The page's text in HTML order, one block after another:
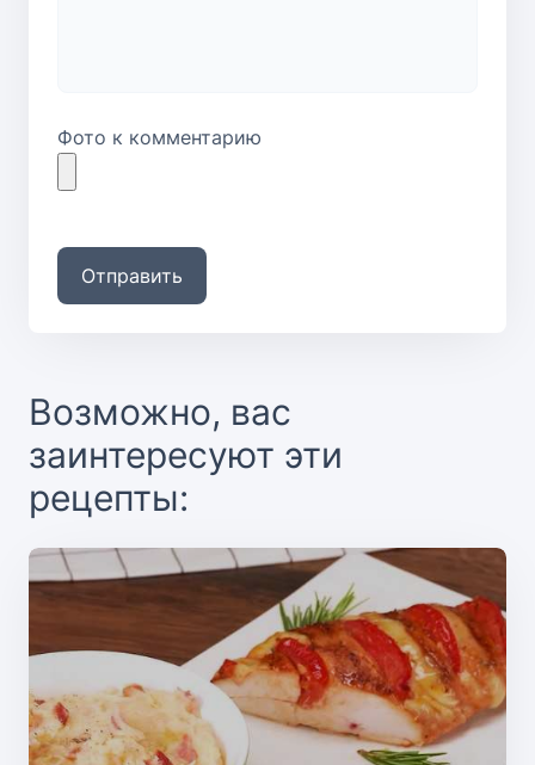
Фото к комментарию
Отправить
Возможно, вас
заинтересуют эти
рецепты: